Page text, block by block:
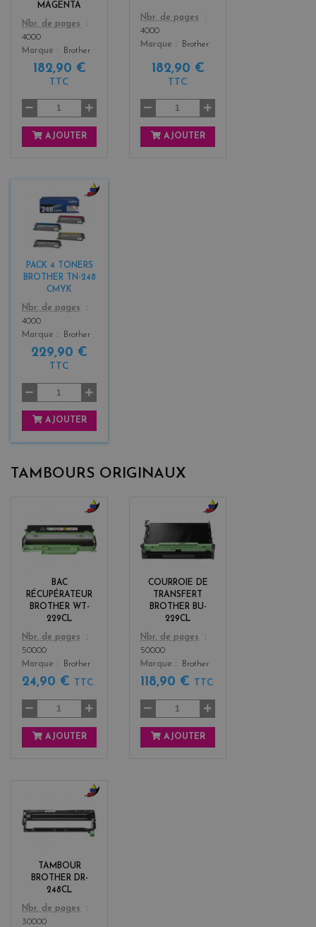
MAGENTA
Color
Nbr. de pages
4000
Marque
Brother
182,90 €
TTC
AJOUTER
Color
Nbr. de pages
4000
Marque
Brother
182,90 €
TTC
AJOUTER
PACK 4 TONERS
BROTHER TN-248
CMYK
Color
l
a
k
+
Nbr. de pages
4000
Marque
Brother
229,90 €
TTC
AJOUTER
TAMBOURS ORIGINAUX
BAC
RÉCUPÉRATEUR
BROTHER WT-
229CL
Color
l
a
+
3
Nbr. de pages
50000
Marque
Brother
24,90 € TTC
AJOUTER
COURROIE DE
TRANSFERT
BROTHER BU-
229CL
Color
b
a
k
3
Nbr. de pages
50000
Marque
Brother
118,90 € TTC
AJOUTER
TAMBOUR
BROTHER DR-
248CL
Color
l
a
+
Nbr. de pages
30000